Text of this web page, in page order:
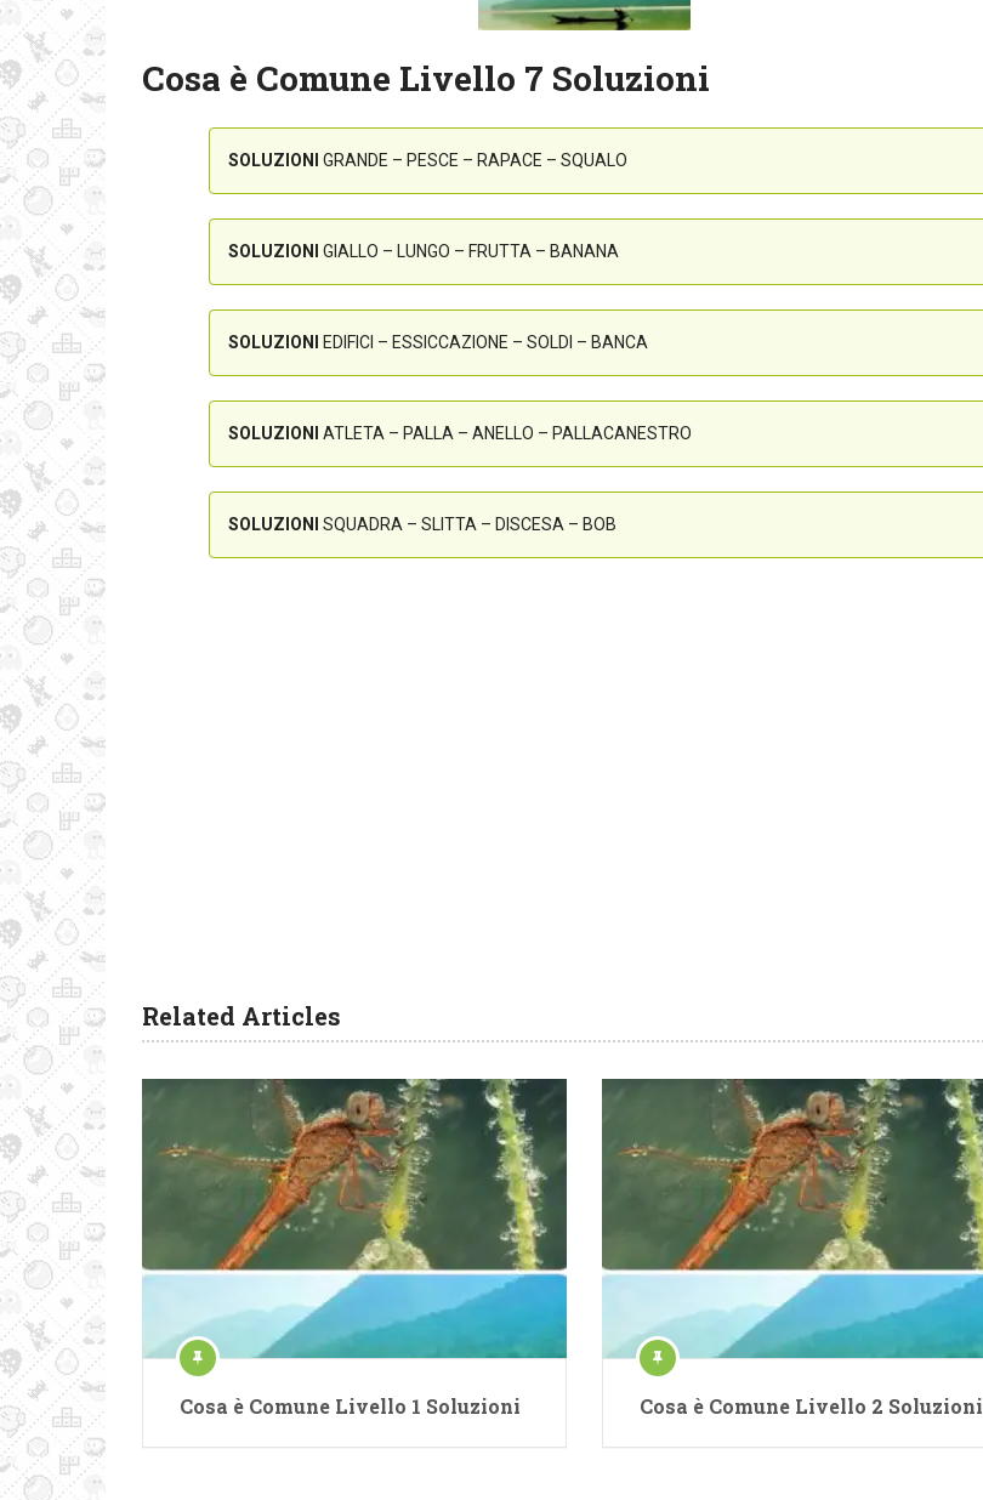
Cosa è Comune Livello 7 Soluzioni
SOLUZIONI GRANDE – PESCE – RAPACE – SQUALO
SOLUZIONI GIALLO – LUNGO – FRUTTA – BANANA
SOLUZIONI EDIFICI – ESSICCAZIONE – SOLDI – BANCA
SOLUZIONI ATLETA – PALLA – ANELLO – PALLACANESTRO
SOLUZIONI SQUADRA – SLITTA – DISCESA – BOB
Related Articles
Cosa è Comune Livello 1 Soluzioni Cosa è Comune Livello 2 Soluzioni